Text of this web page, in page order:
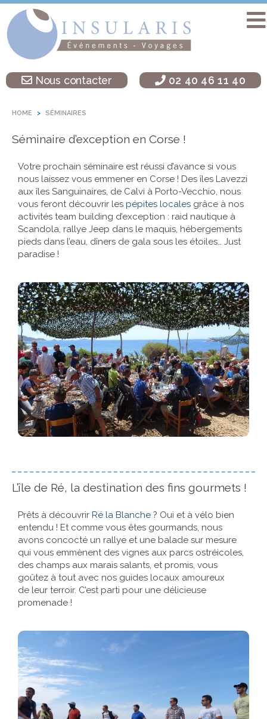
Accueil
Séminaire
sur une île
d’entreprise
Autres
destinations
L’agence
Insularis
Références
Contact
Nous contacter 02 40 46 11 40
HOME SÉMINAIRES
Séminaire d’exception en Corse !
Votre prochain séminaire est réussi d’avance si vous
nous laissez vous emmener en Corse ! Des îles Lavezzi
aux îles Sanguinaires, de Calvi à Porto-Vecchio, nous
vous feront découvrir les pépites locales grâce à nos
activités team building d’exception : raid nautique à
Scandola, rallye Jeep dans le maquis, hébergements
pieds dans l’eau, dîners de gala sous les étoiles… Just
paradise !
L’île de Ré, la destination des fins gourmets !
Prêts à découvrir Ré la Blanche ? Oui et à vélo bien
entendu ! Et comme vous êtes gourmands, nous
avons concocté un rallye et une balade sur mesure
qui vous emmènent des vignes aux parcs ostréicoles,
des champs aux marais salants, et promis, vous
goûtez à tout avec nos guides locaux amoureux
de leur terroir. C’est parti pour une délicieuse
promenade !